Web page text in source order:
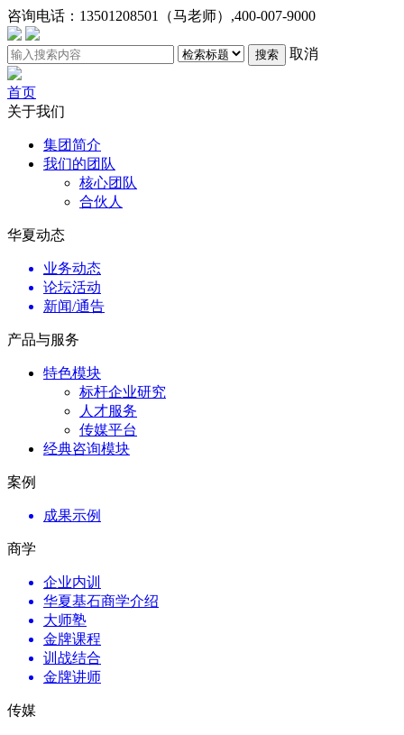
咨询电话： 13501208501（马老师）,400-007-9000
搜索 取消
首页
关于我们
集团简介
我们的团队
核心团队
合伙人
华夏动态
业务动态
论坛活动
新闻/通告
产品与服务
特色模块
标杆企业研究
人才服务
传媒平台
经典咨询模块
案例
成果示例
商学
企业内训
华夏基石商学介绍
大师塾
金牌课程
训战结合
金牌讲师
传媒